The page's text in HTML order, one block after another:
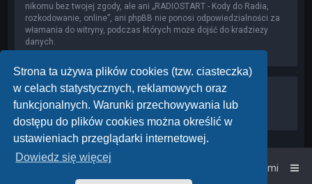
Strona ta używa plików cookies (tzw. ciasteczka)
w celach statystycznych, reklamowych oraz
funkcjonalnych. Warunki przechowywania lub
dostępu do plików cookies można określić w
ustawieniach przeglądarki internetowej.
Dowiedz się więcej
nikomu bez twojej zgody, ale ani „RADIOSTART - Kody do Radia,
rozkodowanie, online”, ani phpBB nie ponosi odpowiedzialności za
włamania do witryny, podczas których może dojść do kradzieży
danych.
Strona główna Kontakt z nami